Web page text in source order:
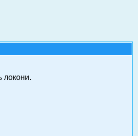
локони.